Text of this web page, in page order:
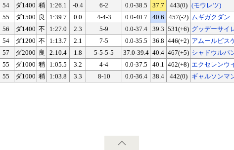
54 ダ1400 稍 1:26.1 -0.4 6-2 0.0-38.5 37.7 443(0) (モウレツ)
55 ダ1500 良 1:39.7 0.0 4-4-3 0.0-40.7 40.6 457(-2) ムギガクダン
56 ダ1400 不 1:27.0 2.3 5-9 0.0-37.4 39.3 531(+6) グッデーサイ
54 ダ1200 不 1:13.7 2.1 7-5 0.0-35.5 36.8 446(+2) アムールピス
57 ダ2000 良 2:10.4 1.8 5-5-5-5 37.0-39.4 40.4 467(+5) シャドウルパ
55 ダ1000 稍 1:05.5 3.2 4-4 0.0-37.5 40.1 462(+8) エクセレンウ
55 ダ1000 稍 1:03.8 3.3 8-10 0.0-36.4 38.4 442(0) ギャルソンマ